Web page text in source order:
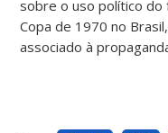
sobre o uso político
Copa de 1970 no
associado à